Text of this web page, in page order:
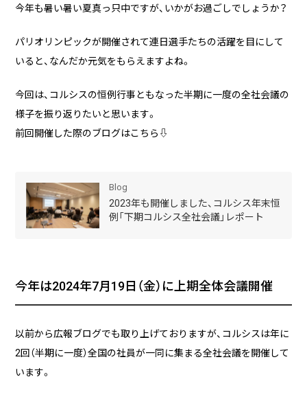
お客様インタビュー
採用情報 お知らせ
Contact
PICK UP
企業様に合わせたCMS Platformを提供することでビジネスを加
速させます。
今年も暑い暑い夏真っ只中ですが、いかがお過ごしでしょうか？
パリオリンピックが開催されて連日選手たちの活躍を目にして
いると、なんだか元気をもらえますよね。
今回は、コルシスの恒例行事ともなった半期に一度の全社会議の
様子を振り返りたいと思います。
前回開催した際のブログはこちら⇩
Blog
2023年も開催しました、コルシス年末恒
例「下期コルシス全社会議」レポート
今年は2024年7月19日（金）に上期全体会議開催
以前から広報ブログでも取り上げておりますが、コルシスは年に
2回（半期に一度）全国の社員が一同に集まる全社会議を開催して
います。